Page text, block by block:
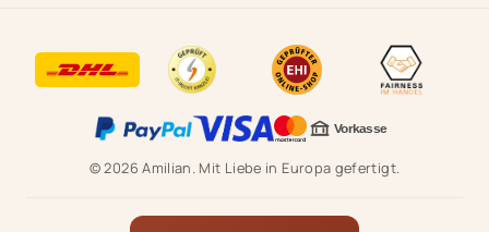
© 2026 Amilian. Mit Liebe in Europa gefertigt.